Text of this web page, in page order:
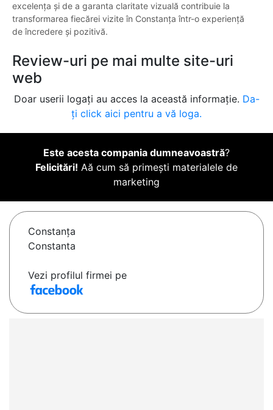
excelența și de a garanta claritate vizuală contribuie la
transformarea fiecărei vizite în Constanța într-o experiență
de încredere și pozitivă.
Review-uri pe mai multe site-uri
web
Doar userii logați au acces la această informație. Da-
ți click aici pentru a vă loga.
Este acesta compania dumneavoastră?
Felicitări! Aă cum să primești materialele de
marketing
Constanţa
Constanta
Vezi profilul firmei pe